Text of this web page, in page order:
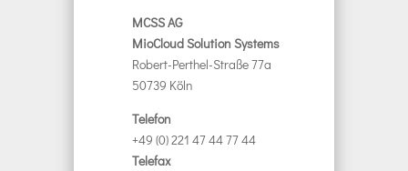
MCSS AG
MioCloud Solution Systems
Robert-Perthel-Straße 77a
50739 Köln
Telefon
+49 (0) 221 47 44 77 44
Telefax